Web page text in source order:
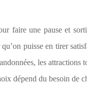
faire une pause et
puisse en tirer
les attractions
dépend du besoin de